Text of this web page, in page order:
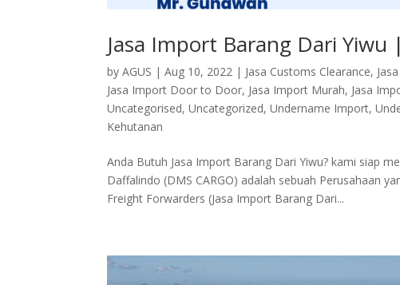
Jasa Import Barang Dari
byAGUS |Aug 10, 2022 | Jasa Customs Clearance,
Jasa Import Door to Door, Jasa Import Murah, Jasa
Uncategorised,Uncategorized,Undername Import,
Kehutanan
Anda Butuh Jasa Import Barang Dari Yiwu? kami siap
Daffalindo (DMS CARGO) adalah sebuah Perusahaan
Freight Forwarders (Jasa Import Barang Dari...